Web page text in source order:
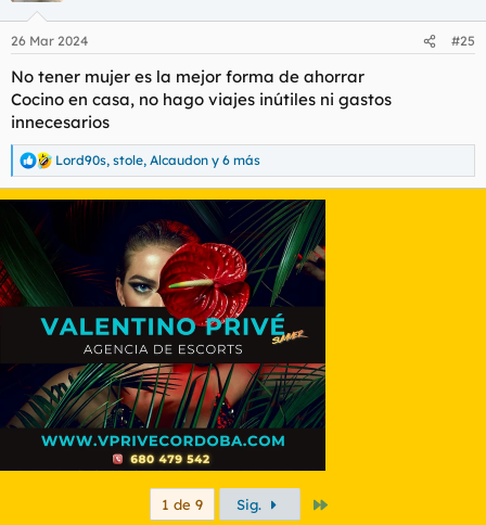
e
:
26 Mar 2024 #25
No tener mujer es la mejor forma de ahorrar
Cocino en casa, no hago viajes inútiles ni gastos
innecesarios
R
e
a
o
n
e
Lord90s, stole, Alcaudon y 6 más
1 de 9 Sig.